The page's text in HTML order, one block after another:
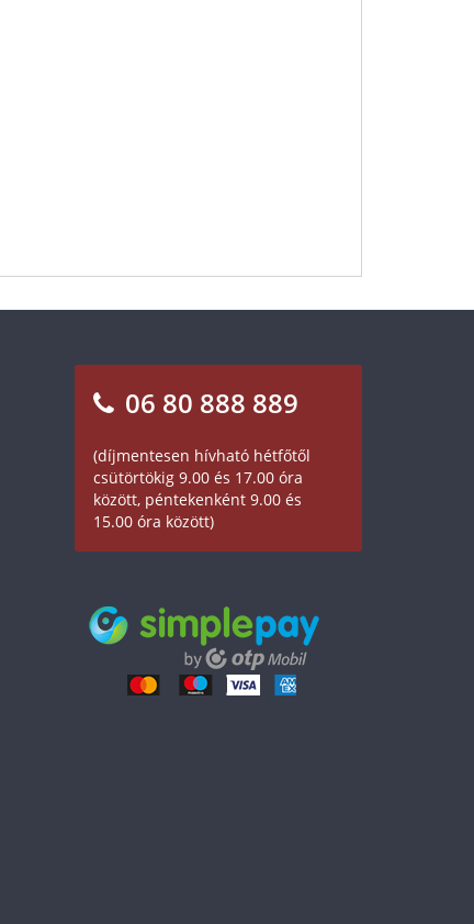
Kosárba tesz
06 80 888 889
(díjmentesen hívható hétfőtől
csütörtökig 9.00 és 17.00 óra
között, péntekenként 9.00 és
15.00 óra között)